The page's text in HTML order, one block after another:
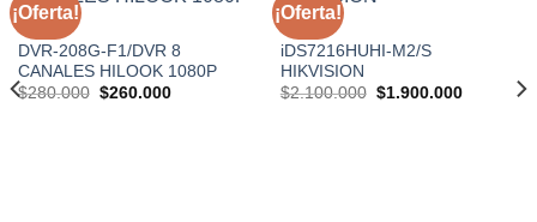
¡Oferta!
DVR
DVR-208G-F1/DVR 8
CANALES HILOOK 1080P
$280.000 El
$260.000El
¡Oferta!
DVR
iDS7216HUHI-M2/S
HIKVISION
$2.100.000 El
$1.900.000El